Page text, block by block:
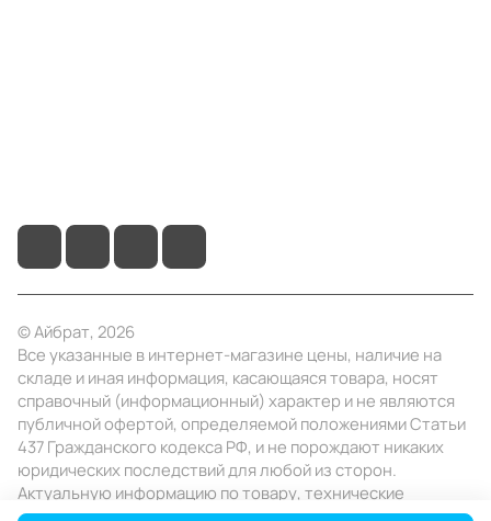
© Айбрат, 2026
Все указанные в интернет-магазине цены, наличие на
складе и иная информация, касающаяся товара, носят
справочный (информационный) характер и не являются
публичной офертой, определяемой положениями Статьи
437 Гражданского кодекса РФ, и не порождают никаких
юридических последствий для любой из сторон.
Актуальную информацию по товару, технические
характеристики уточняйте в отделе продаж в день